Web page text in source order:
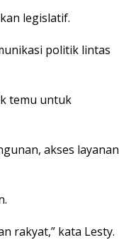
legislatif.
politik lintas
temu untuk
akses layanan
rakyat,” kata Lesty.